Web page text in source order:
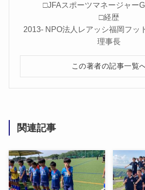
□JFAスポーツマネージャー
□経歴
2013- NPO法人レアッシ福岡フッ
理事長
この著者の記事一覧
関連記事